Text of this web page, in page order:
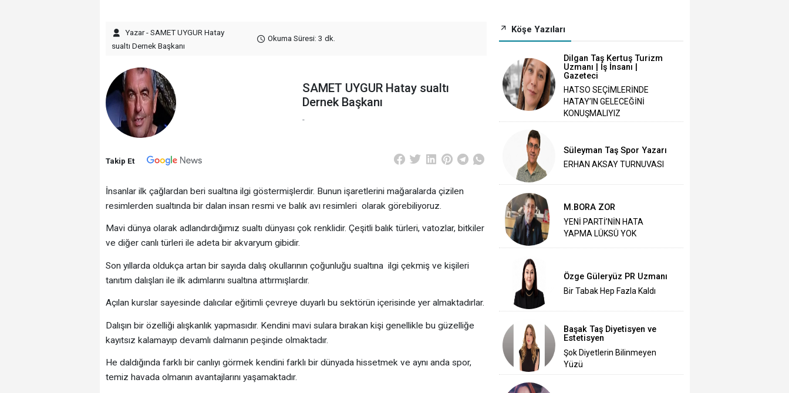
Yazar - SAMET UYGUR Hatay
sualtı Dernek Başkanı
Okuma Süresi: 3 dk.
SAMET UYGUR Hatay sualtı
Dernek Başkanı
-
Takip Et
İnsanlar ilk çağlardan beri sualtına ilgi göstermişlerdir. Bunun işaretlerini mağaralarda çizilen
resimlerden sualtında bir dalan insan resmi ve balık avı resimleri olarak görebiliyoruz.
Mavi dünya olarak adlandırdığımız sualtı dünyası çok renklidir. Çeşitli balık türleri, vatozlar, bitkiler
ve diğer canlı türleri ile adeta bir akvaryum gibidir.
Son yıllarda oldukça artan bir sayıda dalış okullarının çoğunluğu sualtına ilgi çekmiş ve kişileri
tanıtım dalışları ile ilk adımlarını sualtına attırmışlardır.
Açılan kurslar sayesinde dalıcılar eğitimli çevreye duyarlı bu sektörün içerisinde yer almaktadırlar.
Dalışın bir özelliği alışkanlık yapmasıdır. Kendini mavi sulara bırakan kişi genellikle bu güzelliğe
kayıtsız kalamayıp devamlı dalmanın peşinde olmaktadır.
He daldığında farklı bir canlıyı görmek kendini farklı bir dünyada hissetmek ve aynı anda spor,
temiz havada olmanın avantajlarını yaşamaktadır.
Köşe Yazıları
Dilgan Taş Kertuş Turizm
Uzmanı | İş İnsanı |
Gazeteci
HATSO SEÇİMLERİNDE
HATAY’IN GELECEĞİNİ
KONUŞMALIYIZ
Süleyman Taş Spor Yazarı
ERHAN AKSAY TURNUVASI
M.BORA ZOR
YENİ PARTİ’NİN HATA
YAPMA LÜKSÜ YOK
Özge Güleryüz PR Uzmanı
Bir Tabak Hep Fazla Kaldı
Başak Taş Diyetisyen ve
Estetisyen
Şok Diyetlerin Bilinmeyen
Yüzü